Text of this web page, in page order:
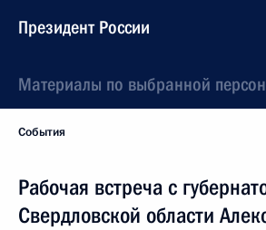
Президент России
Материалы по выбранной
События
Рабочая встреча с
Свердловской области